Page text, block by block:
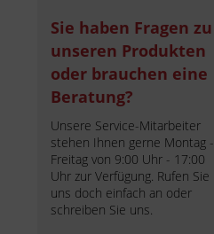
Sie haben Fragen zu
unseren Produkten
oder brauchen eine
Beratung?
Unsere Service-Mitarbeiter
stehen Ihnen gerne Montag -
Freitag von 9:00 Uhr - 17:00
Uhr zur Verfügung. Rufen Sie
uns doch einfach an oder
schreiben Sie uns.